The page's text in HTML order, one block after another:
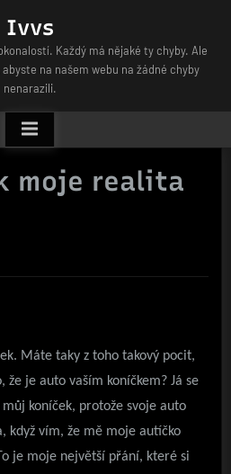
Ivvs
Každý má nějaké ty chyby. Ale
na našem webu na žádné chyby
nenarazili.
moje realita
Máte taky z toho takový pocit,
že je auto vaším koníčkem? Já se
koníček, protože svoje auto
když vím, že mě moje autíčko
je moje největší přání, které si